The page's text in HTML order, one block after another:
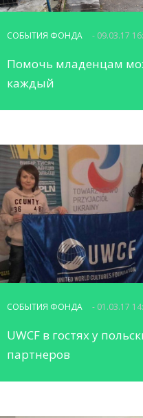
СОБЫТИЯ ФОНДА - 09.03.17
Помочь младенцам
каждый
СОБЫТИЯ ФОНДА - 01.03.17
UWCF в гостях у
партнеров